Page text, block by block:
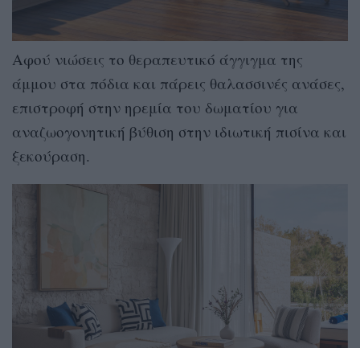
Αφού νιώσεις το θεραπευτικό άγγιγμα της
άμμου στα πόδια και πάρεις θαλασσινές ανάσες,
επιστροφή στην ηρεμία του δωματίου για
αναζωογονητική βύθιση στην ιδιωτική πισίνα και
ξεκούραση.